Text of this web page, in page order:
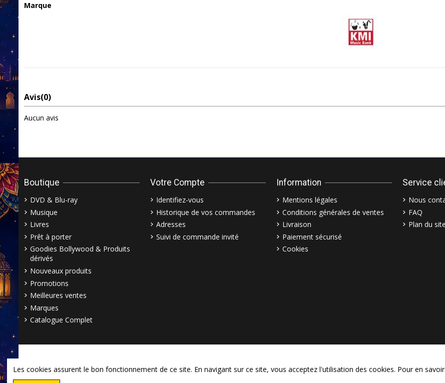
Marque
Avis(0)
Aucun avis
Boutique
DVD & Blu-ray
Musique
Livres
Prêt à porter
Goodies Bollywood & Produits
dérivés
Nouveaux produits
Promotions
Meilleures ventes
Marques
Catalogue Complet
Votre Compte
Identifiez-vous
Historique de vos commandes
Adresses
Suivi de commande invité
Information
Mentions légales
Conditions générales de ventes
Livraison
Paiement sécurisé
Cookies
Service
Nous
FAQ
Plan du site
© Copyright 2003–2026
Les cookies assurent le bon fonctionnement de ce site. En navigant sur ce site, vous acceptez l'utilisation des cookies. Pour en